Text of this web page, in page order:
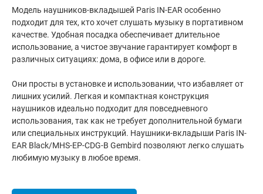
Модель наушников-вкладышей Paris IN-EAR особенно
подходит для тех, кто хочет слушать музыку в портативном
качестве. Удобная посадка обеспечивает длительное
использование, а чистое звучание гарантирует комфорт в
различных ситуациях: дома, в офисе или в дороге.
Они просты в установке и использовании, что избавляет от
лишних усилий. Легкая и компактная конструкция
наушников идеально подходит для повседневного
использования, так как не требует дополнительной бумаги
или специальных инструкций. Наушники-вкладыши Paris IN-
EAR Black/MHS-EP-CDG-B Gembird позволяют легко слушать
любимую музыку в любое время.